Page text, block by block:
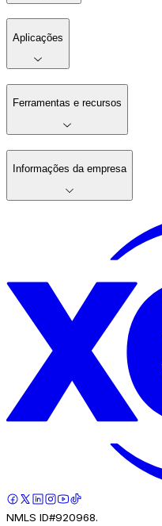
Aplicações
Ferramentas e recursos
Informações da empresa
NMLS ID#920968.